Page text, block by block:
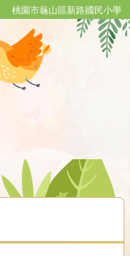
桃園市龜山區新路國民小學